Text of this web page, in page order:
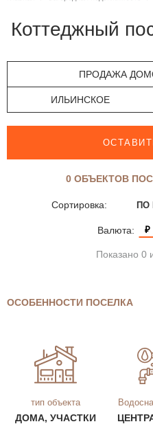
Коттеджный
ПРОДАЖА
ИЛЬИНСКОЕ
0 ОБЪЕКТОВ
Сортировка:
Валюта: ₽
Показано 0
ОСОБЕННОСТИ ПОСЕЛКА
тип объекта
ДОМА, УЧАСТКИ